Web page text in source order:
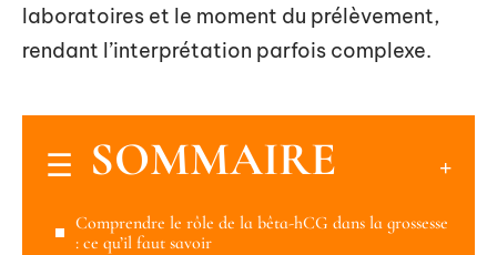
laboratoires et le moment du prélèvement,
rendant l’interprétation parfois complexe.
SOMMAIRE
Comprendre le rôle de la bêta-hCG dans la grossesse
: ce qu’il faut savoir